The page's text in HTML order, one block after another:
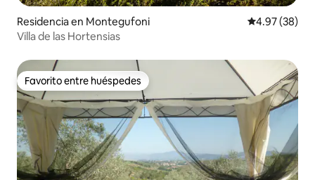
Residencia en Montegufoni Calificación
4.97 (38)
Villa de las Hortensias
Favorito entre huéspedes
Favorito entre huéspedes